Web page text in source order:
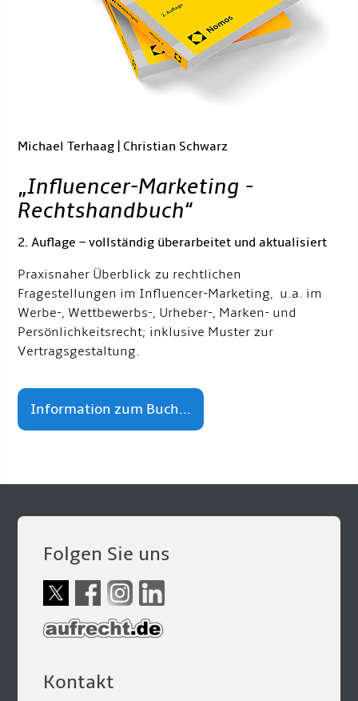
Michael Terhaag | Christian Schwarz
„Influencer-Marketing -
Rechtshandbuch“
2. Auflage – vollständig überarbeitet und aktualisiert
Praxisnaher Überblick zu rechtlichen
Fragestellungen im Influencer-Marketing, u.a. im
Werbe-, Wettbewerbs-, Urheber-, Marken- und
Persönlichkeitsrecht; inklusive Muster zur
Vertragsgestaltung.
Information zum Buch...
Folgen Sie uns
Kontakt